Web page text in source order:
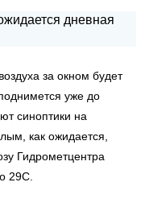
за окном будет
уже до
синоптики на
как ожидается,
Гидрометцентра
29С.